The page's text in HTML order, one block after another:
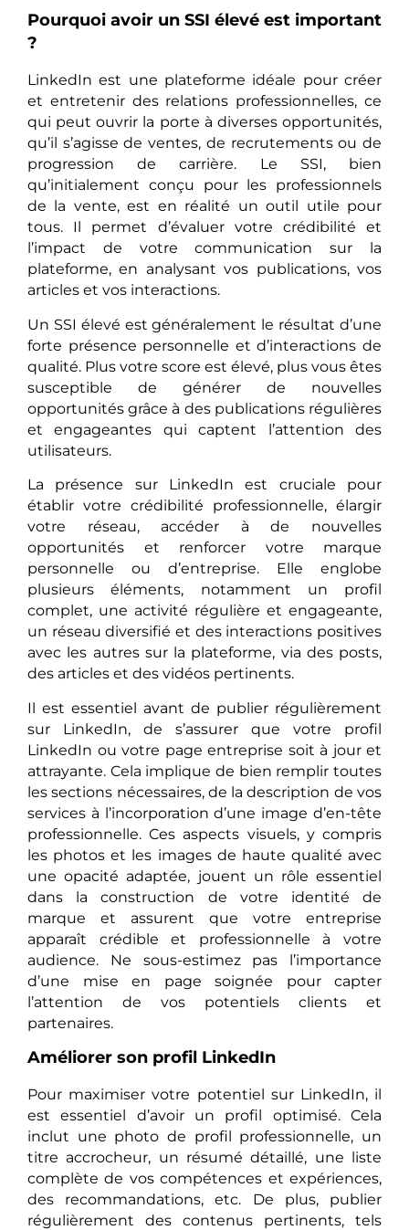
Pourquoi avoir un SSI élevé est important
?
LinkedIn est une plateforme idéale pour créer
et entretenir des relations professionnelles, ce
qui peut ouvrir la porte à diverses opportunités,
qu’il s’agisse de ventes, de recrutements ou de
progression de carrière. Le SSI, bien
qu’initialement conçu pour les professionnels
de la vente, est en réalité un outil utile pour
tous. Il permet d’évaluer votre crédibilité et
l’impact de votre communication sur la
plateforme, en analysant vos publications, vos
articles et vos interactions.
Un SSI élevé est généralement le résultat d’une
forte présence personnelle et d’interactions de
qualité. Plus votre score est élevé, plus vous êtes
susceptible de générer de nouvelles
opportunités grâce à des publications régulières
et engageantes qui captent l’attention des
utilisateurs.
La présence sur LinkedIn est cruciale pour
établir votre crédibilité professionnelle, élargir
votre réseau, accéder à de nouvelles
opportunités et renforcer votre marque
personnelle ou d’entreprise. Elle englobe
plusieurs éléments, notamment un profil
complet, une activité régulière et engageante,
un réseau diversifié et des interactions positives
avec les autres sur la plateforme, via des posts,
des articles et des vidéos pertinents.
Il est essentiel avant de publier régulièrement
sur LinkedIn, de s’assurer que votre profil
LinkedIn ou votre page entreprise soit à jour et
attrayante. Cela implique de bien remplir toutes
les sections nécessaires, de la description de vos
services à l’incorporation d’une image d’en-tête
professionnelle. Ces aspects visuels, y compris
les photos et les images de haute qualité avec
une opacité adaptée, jouent un rôle essentiel
dans la construction de votre identité de
marque et assurent que votre entreprise
apparaît crédible et professionnelle à votre
audience. Ne sous-estimez pas l’importance
d’une mise en page soignée pour capter
l’attention de vos potentiels clients et
partenaires.
Améliorer son profil LinkedIn
Pour maximiser votre potentiel sur LinkedIn, il
est essentiel d’avoir un profil optimisé. Cela
inclut une photo de profil professionnelle, un
titre accrocheur, un résumé détaillé, une liste
complète de vos compétences et expériences,
des recommandations, etc. De plus, publier
régulièrement des contenus pertinents, tels